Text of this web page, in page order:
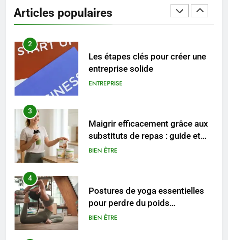
Articles populaires
reviennent chaque année
MODE
2
Les étapes clés pour créer une
entreprise solide
ENTREPRISE
3
Maigrir efficacement grâce aux
substituts de repas : guide et
conseils pratiques
BIEN ÊTRE
4
Postures de yoga essentielles
pour perdre du poids
rapidement et durable
BIEN ÊTRE